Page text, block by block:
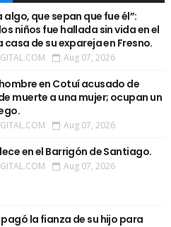
algo, que sepan que fue él”:
niños fue hallada sin vida en el
casa de su expareja en Fresno.
Aug 07, 2026
en Cotuí acusado de
muerte a una mujer; ocupan un
Aug 07, 2026
en el Barrigón de Santiago.
Aug 07, 2026
la fianza de su hijo para